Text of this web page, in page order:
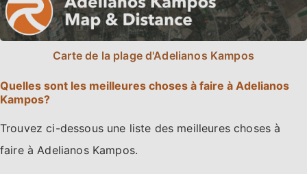
Carte de la plage d'Adelianos Kampos
Quelles sont les meilleures choses à faire à Adelianos
Kampos?
Trouvez ci-dessous une liste des meilleures choses à
faire à Adelianos Kampos.